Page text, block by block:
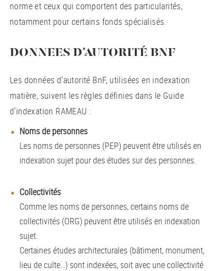
norme et ceux qui comportent des particularités,
notamment pour certains fonds spécialisés.
DONNEES D’AUTORITÉ BNF
Les données d’autorité BnF, utilisées en indexation
matière, suivent les règles définies dans le Guide
d’indexation RAMEAU :
Noms de personnes
Les noms de personnes (PEP) peuvent être utilisés en
indexation sujet pour des études sur des personnes.
Collectivités
Comme les noms de personnes, certains noms de
collectivités (ORG) peuvent être utilisés en indexation
sujet.
Certaines études architecturales (bâtiment, monument,
lieu de culte…) sont indexées, soit avec une collectivité